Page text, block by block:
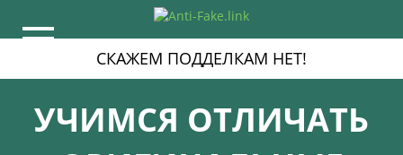
СКАЖЕМ ПОДДЕЛКАМ НЕТ!
УЧИМСЯ ОТЛИЧАТЬ